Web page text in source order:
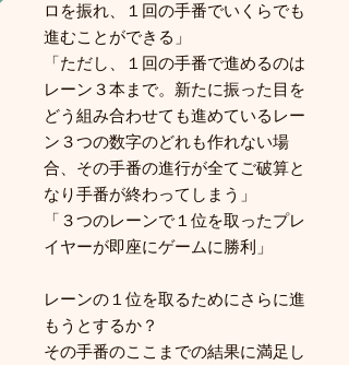
ロを振れ、１回の手番でいくらでも
進むことができる」
「ただし、１回の手番で進めるのは
レーン３本まで。新たに振った目を
どう組み合わせても進めているレー
ン３つの数字のどれも作れない場
合、その手番の進行が全てご破算と
なり手番が終わってしまう」
「３つのレーンで１位を取ったプレ
イヤーが即座にゲームに勝利」
レーンの１位を取るためにさらに進
もうとするか？
その手番のここまでの結果に満足し